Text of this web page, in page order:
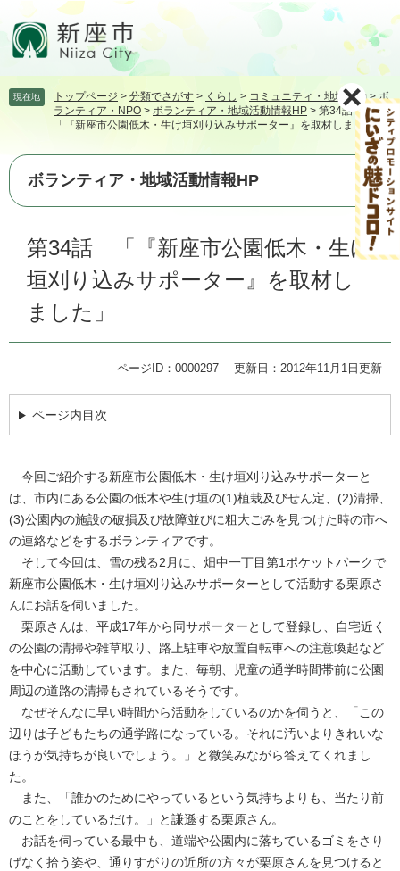
頭飛
て
文
現在地 トップページ > 分類でさがす > くらし > コミュニティ・地域活動 >ボ
ランティア・NPO > ボランティア・地域活動情報HP > 第34話
「『新座市公園低木・生け垣刈り込みサポーター』を取材しました」
ボランティア・地域活動情報HP
第34話 「『新座市公園低木・生け
垣刈り込みサポーター』を取材し
ました」
ページID：0000297 更新日：2012年11月1日更新
ページ内目次
今回ご紹介する新座市公園低木・生け垣刈り込みサポーターと
は、市内にある公園の低木や生け垣の(1)植栽及びせん定、(2)清掃、
(3)公園内の施設の破損及び故障並びに粗大ごみを見つけた時の市へ
の連絡などをするボランティアです。
そして今回は、雪の残る2月に、畑中一丁目第1ポケットパークで
新座市公園低木・生け垣刈り込みサポーターとして活動する栗原さ
んにお話を伺いました。
栗原さんは、平成17年から同サポーターとして登録し、自宅近く
の公園の清掃や雑草取り、路上駐車や放置自転車への注意喚起など
を中心に活動しています。また、毎朝、児童の通学時間帯前に公園
周辺の道路の清掃もされているそうです。
なぜそんなに早い時間から活動をしているのかを伺うと、「この
辺りは子どもたちの通学路になっている。それに汚いよりきれいな
ほうが気持ちが良いでしょう。」と微笑みながら答えてくれまし
た。
また、「誰かのためにやっているという気持ちよりも、当たり前
のことをしているだけ。」と謙遜する栗原さん。
お話を伺っている最中も、道端や公園内に落ちているゴミをさり
げなく拾う姿や、通りすがりの近所の方々が栗原さんを見つけると